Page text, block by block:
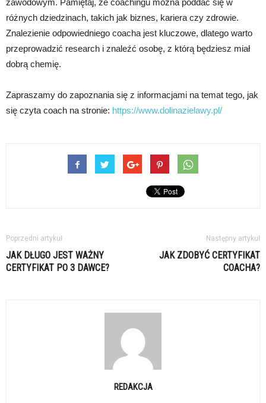
zawodowym. Pamiętaj, że coachingu można poddać się w
różnych dziedzinach, takich jak biznes, kariera czy zdrowie.
Znalezienie odpowiedniego coacha jest kluczowe, dlatego warto
przeprowadzić research i znaleźć osobę, z którą będziesz miał
dobrą chemię.
Zapraszamy do zapoznania się z informacjami na temat tego, jak
się czyta coach na stronie: https://www.dolinazielawy.pl/
Poprzedni artykuł
JAK DŁUGO JEST WAŻNY
CERTYFIKAT PO 3 DAWCE?
Następny artykuł
JAK ZDOBYĆ CERTYFIKAT
COACHA?
REDAKCJA